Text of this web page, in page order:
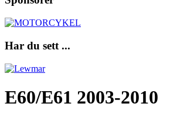
Har du sett ...
E60/E61 2003-2010